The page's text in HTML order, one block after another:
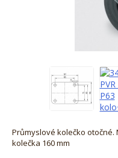
Průmyslové kolečko otočné.
kolečka 160 mm